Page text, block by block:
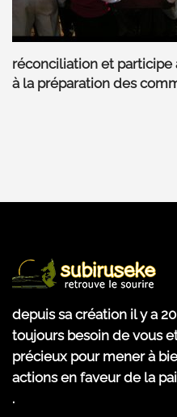
réconciliation et
à la préparation des
depuis sa création il y a
toujours besoin de vous
précieux pour mener à
actions en faveur de la
.